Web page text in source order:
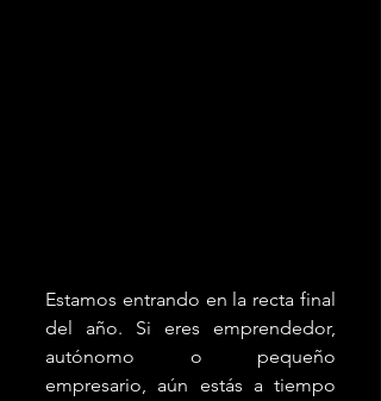
Estamos entrando en la recta final
del año. Si eres emprendedor,
autónomo o pequeño
empresario, aún estás a tiempo